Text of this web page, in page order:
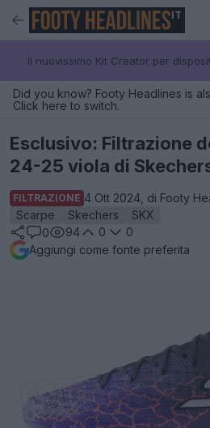
IT
Il nuovissimo Kit Creator per
Did you know? Footy Headlines is
Click here to switch.
Esclusivo: Filtrazione
24-25 viola di
FILTRAZIONE 4 Ott 2024, di Footy
Scarpe
Skechers
SKX
0
94 0
0
Aggiungi come fonte preferita